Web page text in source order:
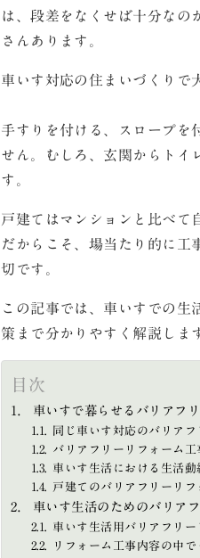
は、段差をなくせば十分なの
さんあります。
車いす対応の住まいづくりで
手すりを付ける、スロープを
せん。むしろ、玄関からトイ
す。
戸建てはマンションと比べて
だからこそ、場当たり的に工
切です。
この記事では、車いすでの生
策まで分かりやすく解説しま
目次
車いすで暮らせるバリアフ
同じ車いす対応のバリア
バリアフリーリフォーム
車いす生活における生活動
戸建てのバリアフリーリ
車いす生活のためのバリア
車いす生活用バリアフリ
リフォーム工事内容の中